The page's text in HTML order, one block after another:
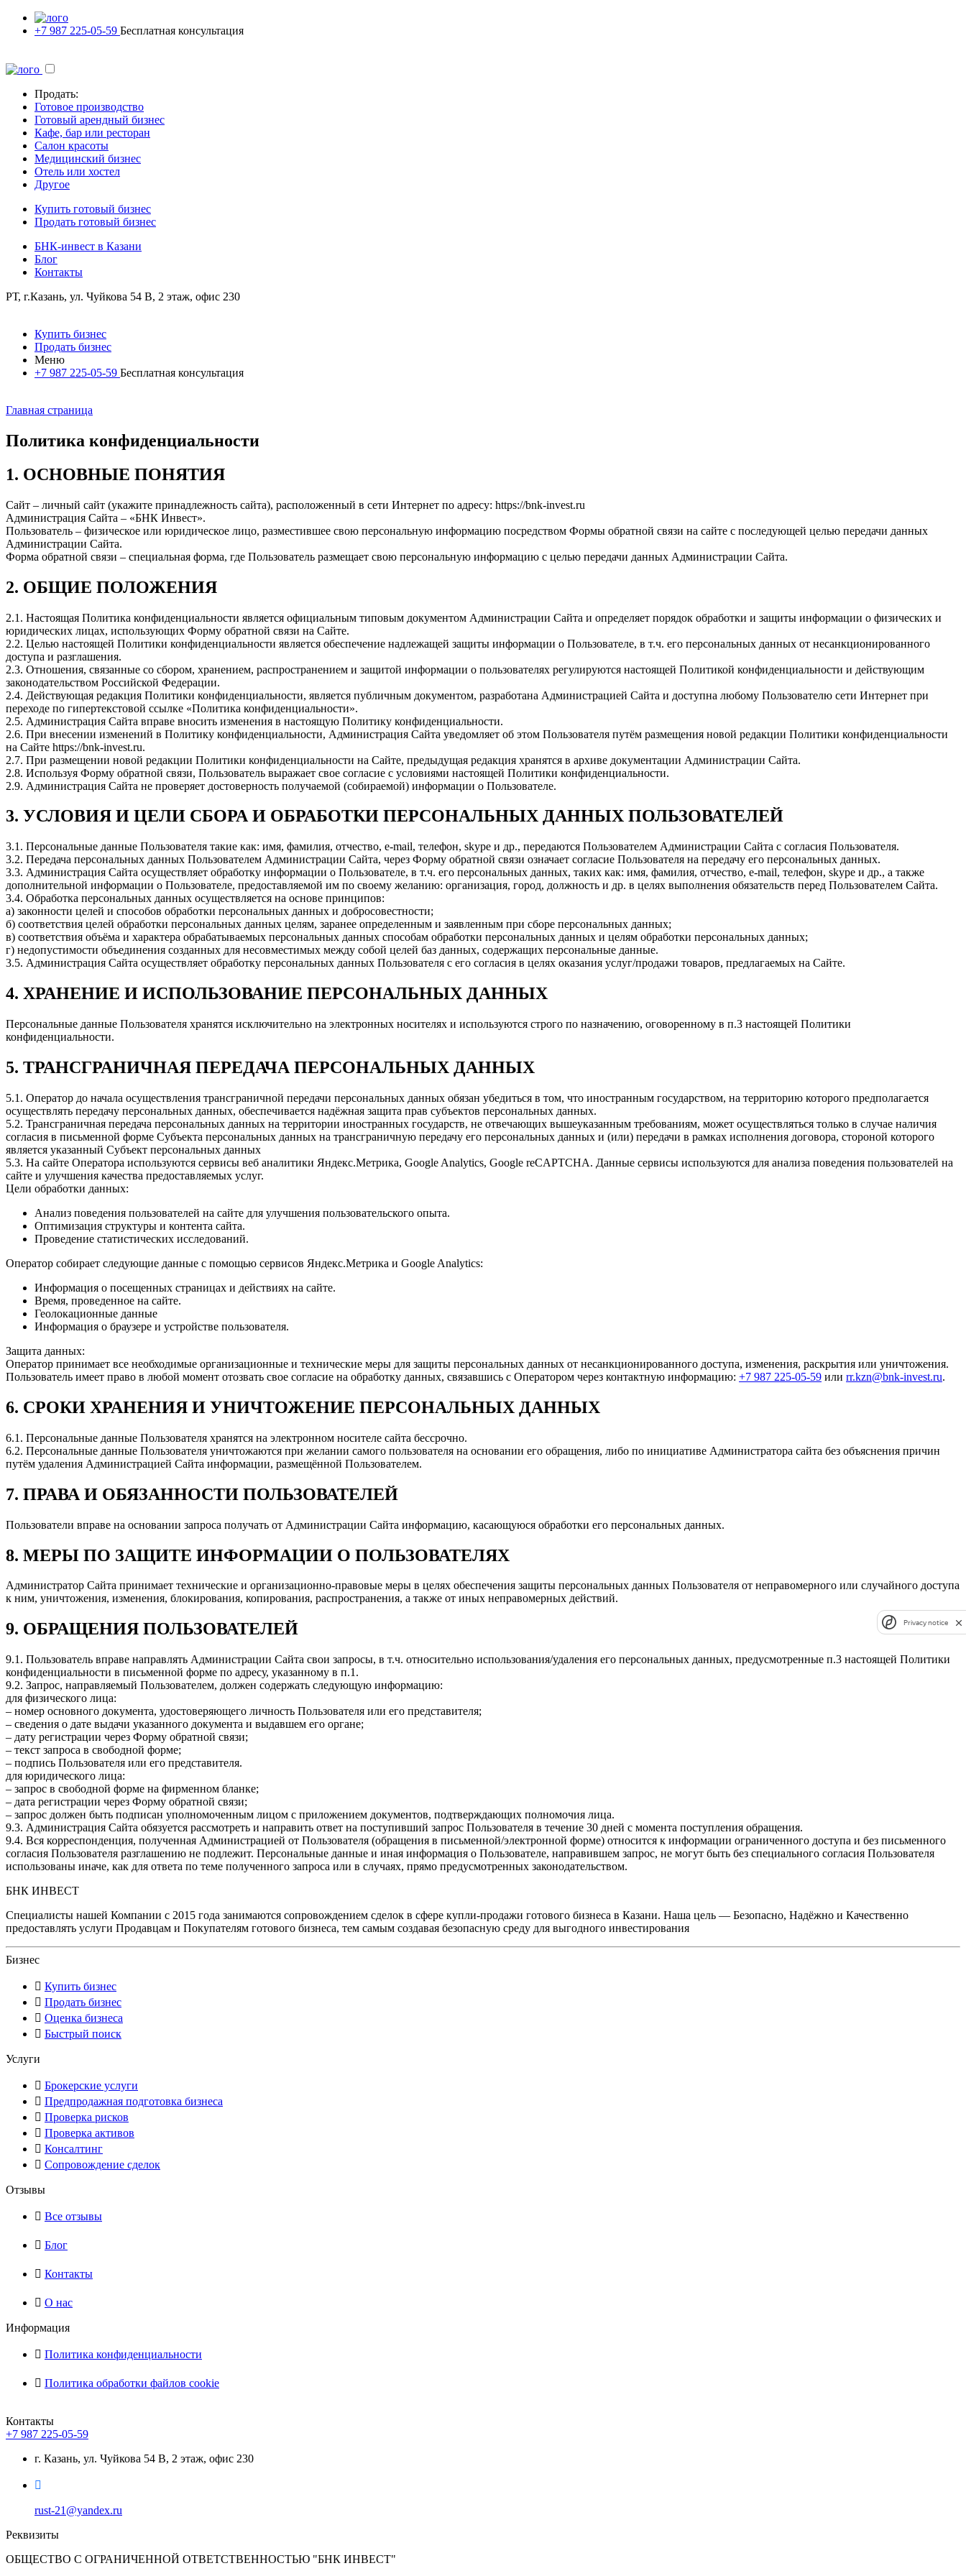
+7 987 225-05-59 Бесплатная консультация
Продать:
Готовое производство
Готовый арендный бизнес
Кафе, бар или ресторан
Салон красоты
Медицинский бизнес
Отель или хостел
Другое
Купить готовый бизнес
Продать готовый бизнес
БНК-инвест в Казани
Блог
Контакты
РТ, г.Казань, ул. Чуйкова 54 В, 2 этаж, офис 230
Купить бизнес
Продать бизнес
Меню
+7 987 225-05-59 Бесплатная консультация
Главная страница
Политика конфиденциальности
1. ОСНОВНЫЕ ПОНЯТИЯ
Сайт – личный сайт (укажите принадлежность сайта), расположенный в сети Интернет по адресу: https://bnk-invest.ru
Администрация Сайта – «БНК Инвест».
Пользователь – физическое или юридическое лицо, разместившее свою персональную информацию посредством Формы обратной связи на сайте с последующей целью передачи данных
Администрации Сайта.
Форма обратной связи – специальная форма, где Пользователь размещает свою персональную информацию с целью передачи данных Администрации Сайта.
2. ОБЩИЕ ПОЛОЖЕНИЯ
2.1. Настоящая Политика конфиденциальности является официальным типовым документом Администрации Сайта и определяет порядок обработки и защиты информации о физических и
юридических лицах, использующих Форму обратной связи на Сайте.
2.2. Целью настоящей Политики конфиденциальности является обеспечение надлежащей защиты информации о Пользователе, в т.ч. его персональных данных от несанкционированного
доступа и разглашения.
2.3. Отношения, связанные со сбором, хранением, распространением и защитой информации о пользователях регулируются настоящей Политикой конфиденциальности и действующим
законодательством Российской Федерации.
2.4. Действующая редакция Политики конфиденциальности, является публичным документом, разработана Администрацией Сайта и доступна любому Пользователю сети Интернет при
переходе по гипертекстовой ссылке «Политика конфиденциальности».
2.5. Администрация Сайта вправе вносить изменения в настоящую Политику конфиденциальности.
2.6. При внесении изменений в Политику конфиденциальности, Администрация Сайта уведомляет об этом Пользователя путём размещения новой редакции Политики конфиденциальности
на Сайте https://bnk-invest.ru.
2.7. При размещении новой редакции Политики конфиденциальности на Сайте, предыдущая редакция хранятся в архиве документации Администрации Сайта.
2.8. Используя Форму обратной связи, Пользователь выражает свое согласие с условиями настоящей Политики конфиденциальности.
2.9. Администрация Сайта не проверяет достоверность получаемой (собираемой) информации о Пользователе.
3. УСЛОВИЯ И ЦЕЛИ СБОРА И ОБРАБОТКИ ПЕРСОНАЛЬНЫХ ДАННЫХ ПОЛЬЗОВАТЕЛЕЙ
3.1. Персональные данные Пользователя такие как: имя, фамилия, отчество, e-mail, телефон, skype и др., передаются Пользователем Администрации Сайта с согласия Пользователя.
3.2. Передача персональных данных Пользователем Администрации Сайта, через Форму обратной связи означает согласие Пользователя на передачу его персональных данных.
3.3. Администрация Сайта осуществляет обработку информации о Пользователе, в т.ч. его персональных данных, таких как: имя, фамилия, отчество, e-mail, телефон, skype и др., а также
дополнительной информации о Пользователе, предоставляемой им по своему желанию: организация, город, должность и др. в целях выполнения обязательств перед Пользователем Сайта.
3.4. Обработка персональных данных осуществляется на основе принципов:
а) законности целей и способов обработки персональных данных и добросовестности;
б) соответствия целей обработки персональных данных целям, заранее определенным и заявленным при сборе персональных данных;
в) соответствия объёма и характера обрабатываемых персональных данных способам обработки персональных данных и целям обработки персональных данных;
г) недопустимости объединения созданных для несовместимых между собой целей баз данных, содержащих персональные данные.
3.5. Администрация Сайта осуществляет обработку персональных данных Пользователя с его согласия в целях оказания услуг/продажи товаров, предлагаемых на Сайте.
4. ХРАНЕНИЕ И ИСПОЛЬЗОВАНИЕ ПЕРСОНАЛЬНЫХ ДАННЫХ
Персональные данные Пользователя хранятся исключительно на электронных носителях и используются строго по назначению, оговоренному в п.3 настоящей Политики
конфиденциальности.
5. ТРАНСГРАНИЧНАЯ ПЕРЕДАЧА ПЕРСОНАЛЬНЫХ ДАННЫХ
5.1. Оператор до начала осуществления трансграничной передачи персональных данных обязан убедиться в том, что иностранным государством, на территорию которого предполагается
осуществлять передачу персональных данных, обеспечивается надёжная защита прав субъектов персональных данных.
5.2. Трансграничная передача персональных данных на территории иностранных государств, не отвечающих вышеуказанным требованиям, может осуществляться только в случае наличия
согласия в письменной форме Субъекта персональных данных на трансграничную передачу его персональных данных и (или) передачи в рамках исполнения договора, стороной которого
является указанный Субъект персональных данных
5.3. На сайте Оператора используются сервисы веб аналитики Яндекс.Метрика, Google Analytics, Google reCAPTCHA. Данные сервисы используются для анализа поведения пользователей на
сайте и улучшения качества предоставляемых услуг.
Цели обработки данных:
Анализ поведения пользователей на сайте для улучшения пользовательского опыта.
Оптимизация структуры и контента сайта.
Проведение статистических исследований.
Оператор собирает следующие данные с помощью сервисов Яндекс.Метрика и Google Analytics:
Информация о посещенных страницах и действиях на сайте.
Время, проведенное на сайте.
Геолокационные данные
Информация о браузере и устройстве пользователя.
Защита данных:
Оператор принимает все необходимые организационные и технические меры для защиты персональных данных от несанкционированного доступа, изменения, раскрытия или уничтожения.
Пользователь имеет право в любой момент отозвать свое согласие на обработку данных, связавшись с Оператором через контактную информацию: +7 987 225-05-59 или rr.kzn@bnk-invest.ru.
6. СРОКИ ХРАНЕНИЯ И УНИЧТОЖЕНИЕ ПЕРСОНАЛЬНЫХ ДАННЫХ
6.1. Персональные данные Пользователя хранятся на электронном носителе сайта бессрочно.
6.2. Персональные данные Пользователя уничтожаются при желании самого пользователя на основании его обращения, либо по инициативе Администратора сайта без объяснения причин
путём удаления Администрацией Сайта информации, размещённой Пользователем.
7. ПРАВА И ОБЯЗАННОСТИ ПОЛЬЗОВАТЕЛЕЙ
Пользователи вправе на основании запроса получать от Администрации Сайта информацию, касающуюся обработки его персональных данных.
8. МЕРЫ ПО ЗАЩИТЕ ИНФОРМАЦИИ О ПОЛЬЗОВАТЕЛЯХ
Администратор Сайта принимает технические и организационно-правовые меры в целях обеспечения защиты персональных данных Пользователя от неправомерного или случайного доступа
к ним, уничтожения, изменения, блокирования, копирования, распространения, а также от иных неправомерных действий.
9. ОБРАЩЕНИЯ ПОЛЬЗОВАТЕЛЕЙ
9.1. Пользователь вправе направлять Администрации Сайта свои запросы, в т.ч. относительно использования/удаления его персональных данных, предусмотренные п.3 настоящей Политики
конфиденциальности в письменной форме по адресу, указанному в п.1.
9.2. Запрос, направляемый Пользователем, должен содержать следующую информацию:
для физического лица:
– номер основного документа, удостоверяющего личность Пользователя или его представителя;
– сведения о дате выдачи указанного документа и выдавшем его органе;
– дату регистрации через Форму обратной связи;
– текст запроса в свободной форме;
– подпись Пользователя или его представителя.
для юридического лица:
– запрос в свободной форме на фирменном бланке;
– дата регистрации через Форму обратной связи;
– запрос должен быть подписан уполномоченным лицом с приложением документов, подтверждающих полномочия лица.
9.3. Администрация Сайта обязуется рассмотреть и направить ответ на поступивший запрос Пользователя в течение 30 дней с момента поступления обращения.
9.4. Вся корреспонденция, полученная Администрацией от Пользователя (обращения в письменной/электронной форме) относится к информации ограниченного доступа и без письменного
согласия Пользователя разглашению не подлежит. Персональные данные и иная информация о Пользователе, направившем запрос, не могут быть без специального согласия Пользователя
использованы иначе, как для ответа по теме полученного запроса или в случаях, прямо предусмотренных законодательством.
БНК ИНВЕСТ
Специалисты нашей Компании с 2015 года занимаются сопровождением сделок в сфере купли-продажи готового бизнеса в Казани. Наша цель — Безопасно, Надёжно и Качественно
предоставлять услуги Продавцам и Покупателям готового бизнеса, тем самым создавая безопасную среду для выгодного инвестирования
Бизнес
Купить бизнес
Продать бизнес
Оценка бизнеса
Быстрый поиск
Услуги
Брокерские услуги
Предпродажная подготовка бизнеса
Проверка рисков
Проверка активов
Консалтинг
Сопровождение сделок
Отзывы
Все отзывы
Блог
Контакты
О нас
Информация
Политика конфиденциальности
Политика обработки файлов cookie
Контакты
+7 987 225-05-59
г. Казань, ул. Чуйкова 54 В, 2 этаж, офис 230
rust-21@yandex.ru
Реквизиты
ОБЩЕСТВО С ОГРАНИЧЕННОЙ ОТВЕТСТВЕННОСТЬЮ "БНК ИНВЕСТ"
Privacy notice